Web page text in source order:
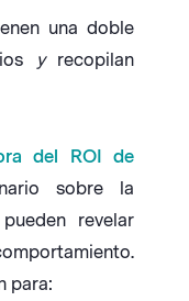
una doble
yrecopilan
del ROI de
sobre la
revelar
para: